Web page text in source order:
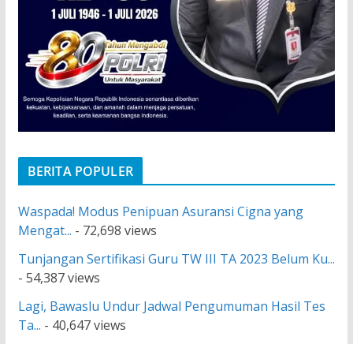
BERITA POPULER
Waspada! Modus Penipuan Asuransi Cigna yang
Mengat... - 72,698 views
Tunjangan Sertifikasi Guru TW III TA 2023 Belum Ku...
- 54,387 views
Lagi, Bawaslu Undur Jadwal Pengumuman Hasil Tes
Ta... - 40,647 views